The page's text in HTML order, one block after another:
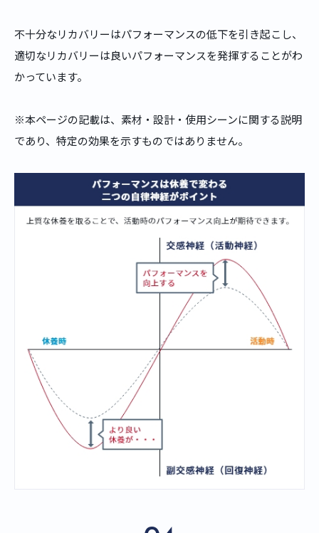
不十分なリカバリーはパフォーマンスの低下を引き起こし、
適切なリカバリーは良いパフォーマンスを発揮することがわ
かっています。
※本ページの記載は、素材・設計・使用シーンに関する説明
であり、特定の効果を示すものではありません。